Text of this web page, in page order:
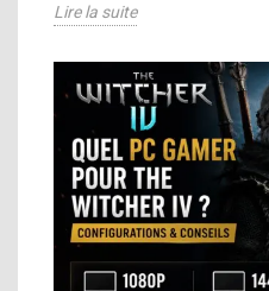
Lire la suite